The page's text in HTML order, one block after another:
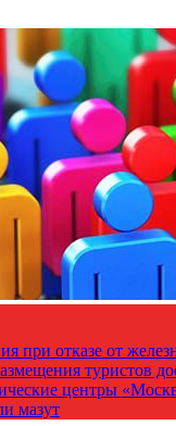
при отказе от
туристов
центры
мазут